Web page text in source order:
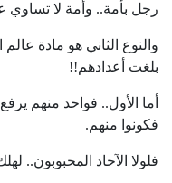
رجل بأمة.. وأمة لا تساوي
والنوع الثاني هو مادة عالم
بلغت أعدادهم!!
أما الأول.. فواحد منهم
فكونوا منهم.
فلولا الآحاد المحبوبون..